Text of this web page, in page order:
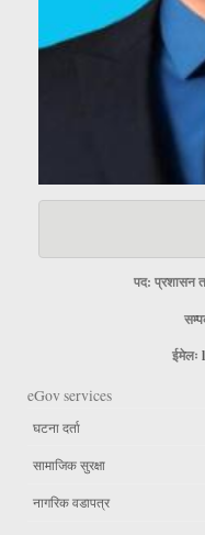
पद: प्रशासन
ईमेलः
eGov services
घटना दर्ता
सामाजिक सुरक्षा
नागरिक वडापत्र